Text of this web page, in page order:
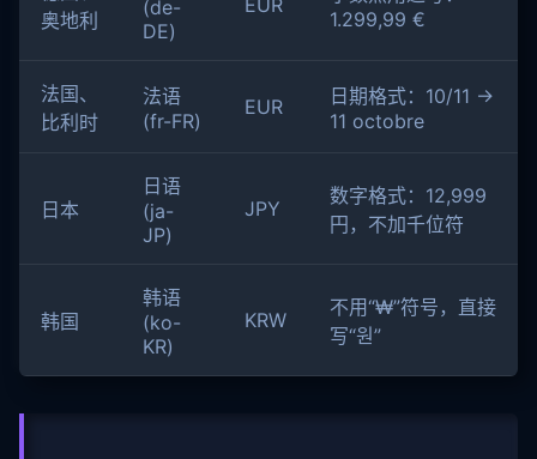
奥地利
(de-
DE)
EUR
1.299,99 €
法国、
比利时
法语
(fr-FR)
EUR
日期格式：10/11 →
11 octobre
日本
日语
(ja-
JP)
JPY
数字格式：12,999
円，不加千位符
韩国
韩语
(ko-
KR)
KRW
不用“₩”符号，直接
写“원”